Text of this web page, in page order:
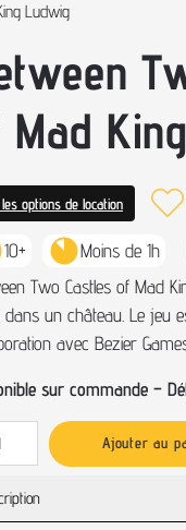
Ludwig
Mad
options de location
10+ Moins de 1h
Two Castles of Mad
dans un château. Le jeu
avec Bezier
sur commande –
Ajouter au